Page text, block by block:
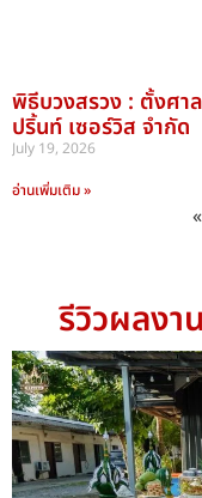
พิธีบวงสรวง : ตั้งศา
ปริ้นท์ เซอร์วิส จำกัด
July 19, 2026
อ่านเพิ่มเติม »
รีวิวผลงา